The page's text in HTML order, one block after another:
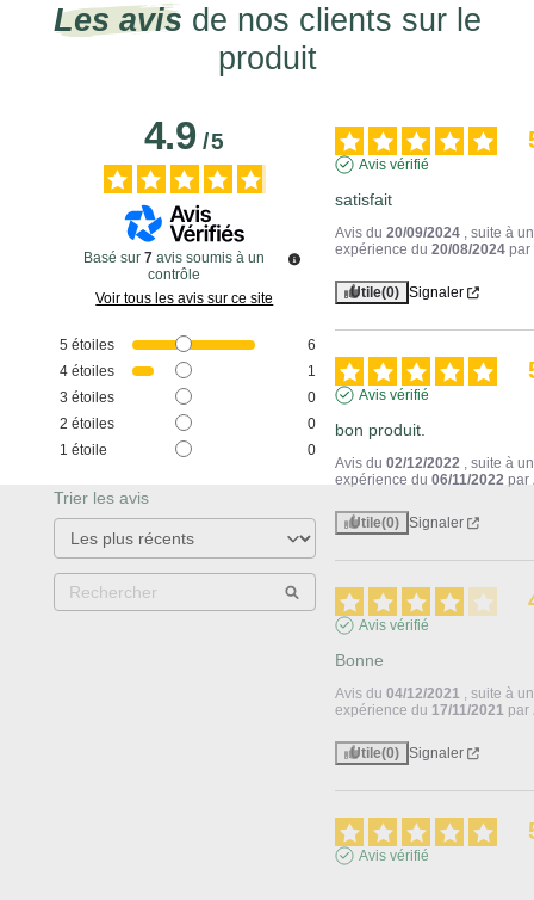
Les avis de nos clients sur le
produit
4.9/5
Basé sur 7 avis soumis à un
contrôle
Voir tous les avis sur ce site
5 étoiles
6
4 étoiles
1
3 étoiles
0
2 étoiles
0
1 étoile 0
Trier les avis
Avis vérifié
satisfait
Avis du20/09/2024 , suite à
expérience du20/08/2024 par
Utile(0) Signaler
Avis vérifié
bon produit.
Avis du02/12/2022 , suite à
expérience du06/11/2022 par
Utile(0) Signaler
Avis vérifié
Bonne
Avis du04/12/2021 , suite à
expérience du 17/11/2021 par
Utile(0) Signaler
Avis vérifié